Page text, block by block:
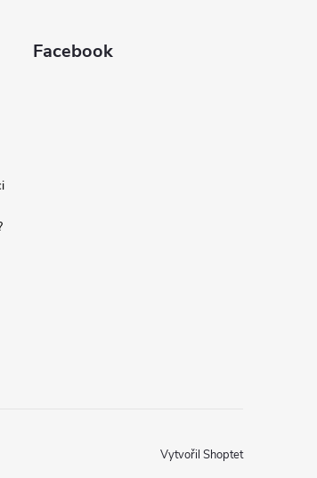
Facebook
Vytvořil Shoptet